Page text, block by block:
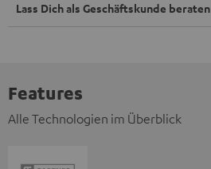
Lass Dich als Geschäftskunde beraten
Features
Alle Technologien im Überblick